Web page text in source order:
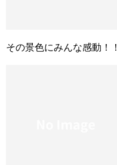
その景色にみんな感動！！